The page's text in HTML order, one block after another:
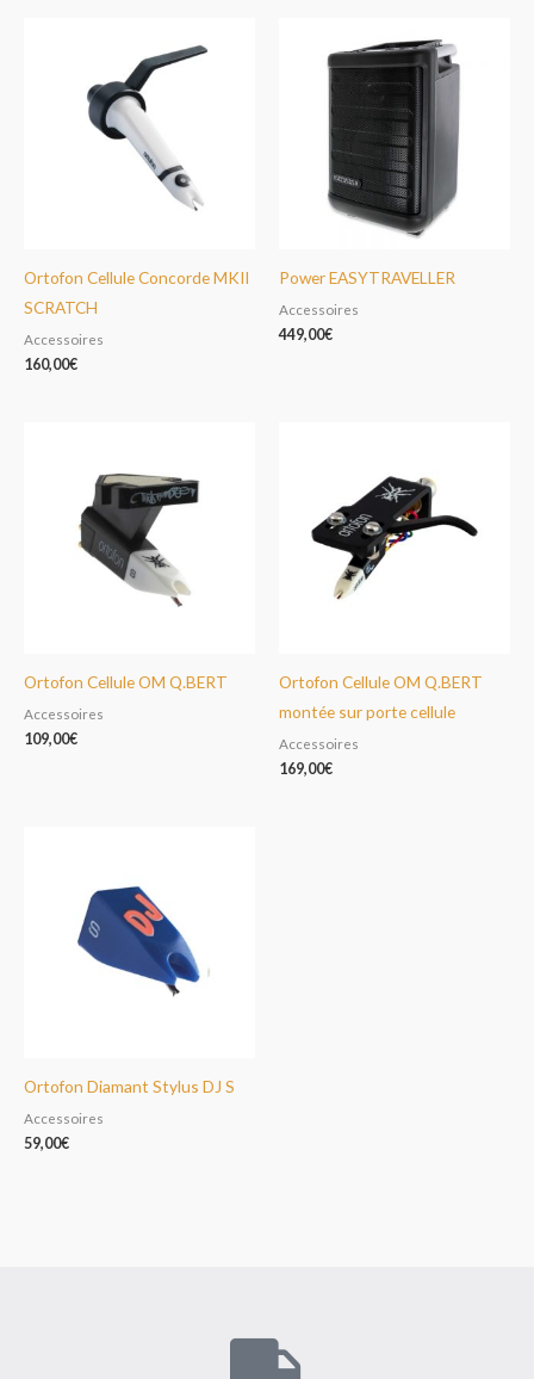
Ortofon Cellule Concorde MKII
SCRATCH
Accessoires
160,00€
Power EASYTRAVELLER
Accessoires
449,00€
Ortofon Cellule OM Q.BERT
Accessoires
109,00€
Ortofon Cellule OM Q.BERT
montée sur porte cellule
Accessoires
169,00€
Ortofon Diamant Stylus DJ S
Accessoires
59,00€